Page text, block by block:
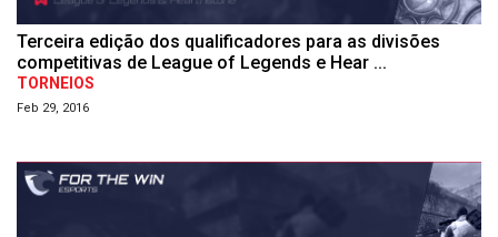
Terceira edição dos qualificadores para as divisões
competitivas de League of Legends e Hear ...
TORNEIOS
Feb 29, 2016